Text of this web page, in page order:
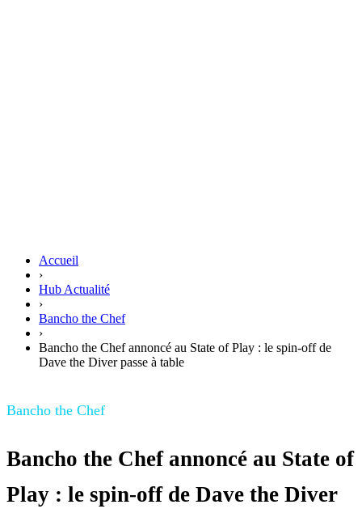
Accueil
›
Hub Actualité
›
Bancho the Chef
›
Bancho the Chef annoncé au State of Play : le spin-off de
Dave the Diver passe à table
Bancho the Chef
Bancho the Chef annoncé au State of
Play : le spin-off de Dave the Diver